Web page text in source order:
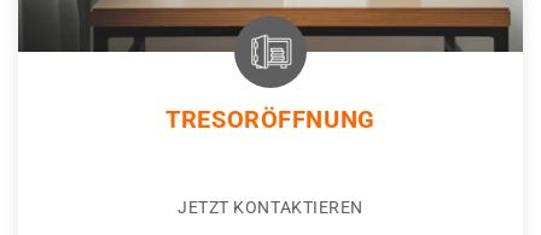
TRESORÖFFNUNG
JETZT KONTAKTIEREN